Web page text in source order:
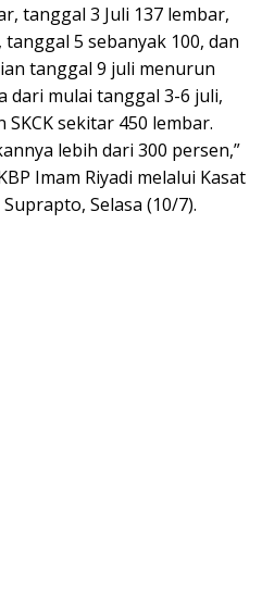
tanggal 3 Juli 137 lembar,
5 sebanyak 100, dan
tanggal 9 juli menurun
dari mulai tanggal 3-6 juli,
sekitar 450 lembar.
lebih dari 300 persen,”
Imam Riyadi melalui Kasat
Selasa (10/7).